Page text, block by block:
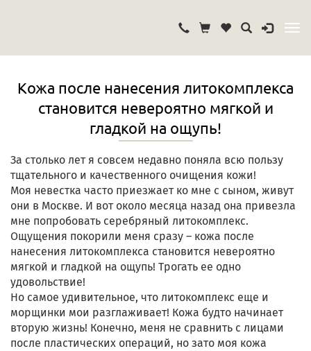
Кожа после нанесения литокомплекса
становится невероятно мягкой и
гладкой на ощупь!
За столько лет я совсем недавно поняла всю пользу
тщательного и качественного очищения кожи!
Моя невестка часто приезжает ко мне с сыном, живут
они в Москве. И вот около месяца назад она привезла
мне попробовать серебряный литокомплекс.
Ощущения покорили меня сразу – кожа после
нанесения литокомплекса становится невероятно
мягкой и гладкой на ощупь! Трогать ее одно
удовольствие!
Но самое удивительное, что литокомплекс еще и
морщинки мои разглаживает! Кожа будто начинает
вторую жизнь! Конечно, меня не сравнить с лицами
после пластических операций, но зато моя кожа